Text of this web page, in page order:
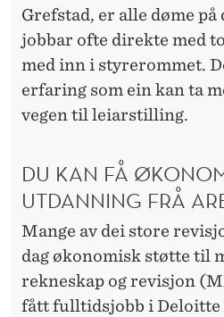
Grefstad, er alle døme
jobbar ofte direkte med
med inn i styrerommet.
erfaring som ein kan ta
vegen til leiarstilling.
DU KAN FÅ
UTDANNING FRÅ
Mange av dei store
dag økonomisk støtte til
rekneskap og revisjon
fått fulltidsjobb i Deloitte